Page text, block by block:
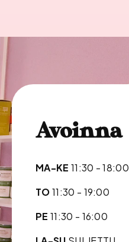
Avoinna
MA-KE 11:30 - 18:00
TO11:30 - 19:00
PE 11:30 - 16:00